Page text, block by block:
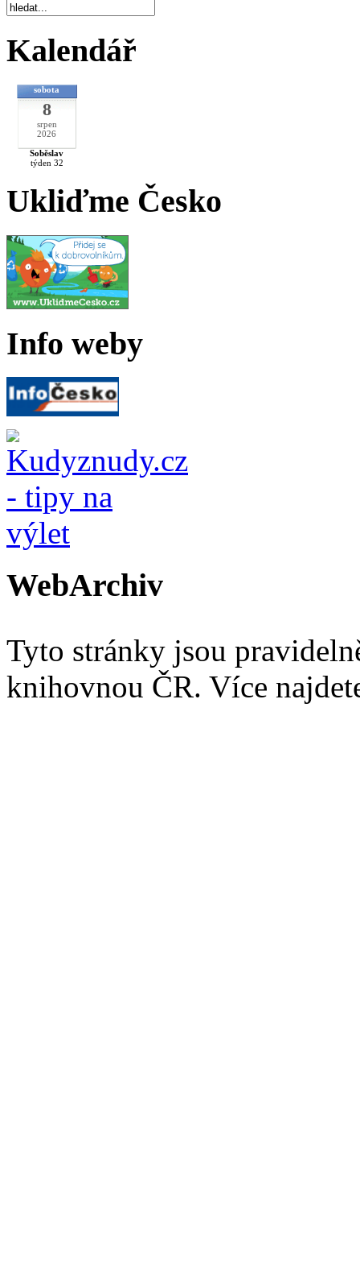
Kalendář
sobota
8
srpen
2026
Soběslav
týden 32
Ukliďme Česko
Info weby
WebArchiv
Tyto stránky jsou
knihovnou ČR. Více